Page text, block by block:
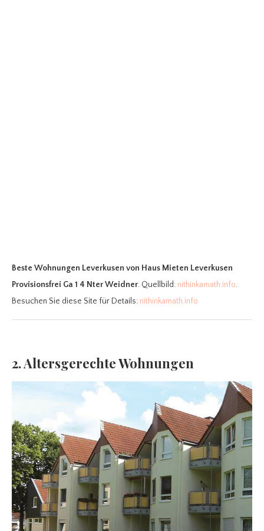
Beste Wohnungen Leverkusen von Haus Mieten Leverkusen
Provisionsfrei Ga 1 4 Nter Weidner. Quellbild: nithinkamath.info.
Besuchen Sie diese Site für Details: nithinkamath.info
2. Altersgerechte Wohnungen